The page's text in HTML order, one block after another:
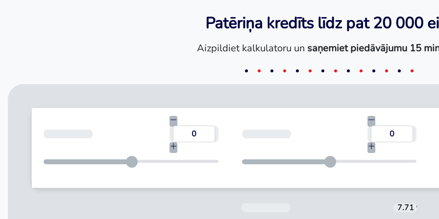
Patēriņa kredīts līdz pat 20 000
Aizpildiet kalkulatoru un saņemiet piedāvājumu 15
Aizdevuma procentu likme tiek noteikta
7.71 %